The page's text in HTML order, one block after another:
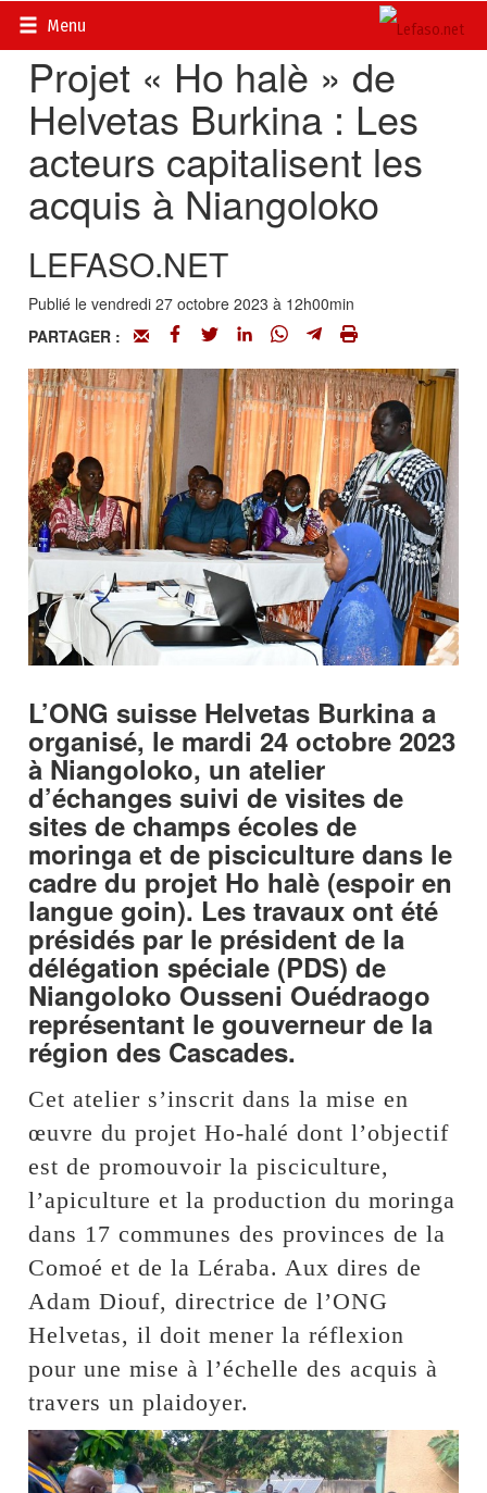
Menu
Accueil>
Projet « Ho halè » de
Helvetas Burkina : Les
acteurs capitalisent les
acquis à Niangoloko
LEFASO.NET
Publié le vendredi 27 octobre 2023 à 12h00min
PARTAGER :
L’ONG suisse Helvetas Burkina a
organisé, le mardi 24 octobre 2023
à Niangoloko, un atelier
d’échanges suivi de visites de
sites de champs écoles de
moringa et de pisciculture dans le
cadre du projet Ho halè (espoir en
langue goin). Les travaux ont été
présidés par le président de la
délégation spéciale (PDS) de
Niangoloko Ousseni Ouédraogo
représentant le gouverneur de la
région des Cascades.
Cet atelier s’inscrit dans la mise en
œuvre du projet Ho-halé dont l’objectif
est de promouvoir la pisciculture,
l’apiculture et la production du moringa
dans 17 communes des provinces de la
Comoé et de la Léraba. Aux dires de
Adam Diouf, directrice de l’ONG
Helvetas, il doit mener la réflexion
pour une mise à l’échelle des acquis à
travers un plaidoyer.